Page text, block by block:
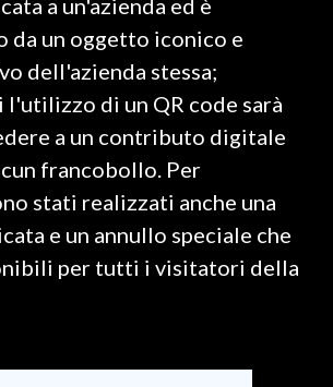
a un'azienda ed è
da un oggetto iconico e
dell'azienda stessa;
di un QR code sarà
a un contributo digitale
francobollo. Per
stati realizzati anche una
e un annullo speciale che
per tutti i visitatori della